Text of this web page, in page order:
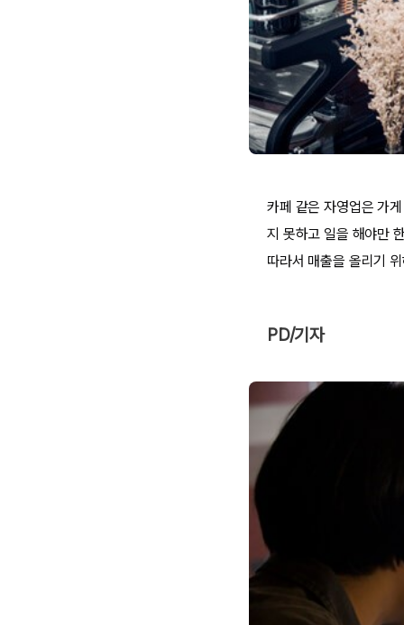
카페 같은 자영업은 가
지 못하고 일을 해야만
따라서 매출을 올리기
PD/기자